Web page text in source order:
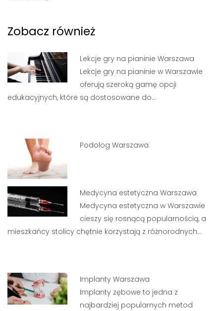
Zobacz również
Lekcje gry na pianinie Warszawa
Lekcje gry na pianinie w Warszawie
oferują szeroką gamę opcji
edukacyjnych, które są dostosowane do…
Podolog Warszawa
Medycyna estetyczna Warszawa
Medycyna estetyczna w Warszawie
cieszy się rosnącą popularnością, a
mieszkańcy stolicy chętnie korzystają z różnorodnych…
Implanty Warszawa
Implanty zębowe to jedna z
najbardziej popularnych metod